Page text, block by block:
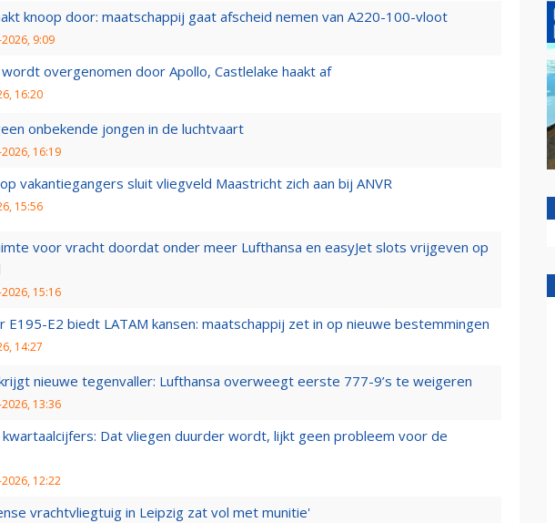
knoop door: maatschappij gaat afscheid nemen van A220-100-vloot
9:09
overgenomen door Apollo, Castlelake haakt af
16:20
onbekende jongen in de luchtvaart
16:19
vakantiegangers sluit vliegveld Maastricht zich aan bij ANVR
15:56
voor vracht doordat onder meer Lufthansa en easyJet slots vrijgeven op
15:16
E195-E2 biedt LATAM kansen: maatschappij zet in op nieuwe bestemmingen
14:27
nieuwe tegenvaller: Lufthansa overweegt eerste 777-9’s te weigeren
13:36
kwartaalcijfers: Dat vliegen duurder wordt, lijkt geen probleem voor de
12:22
vrachtvliegtuig in Leipzig zat vol met munitie'